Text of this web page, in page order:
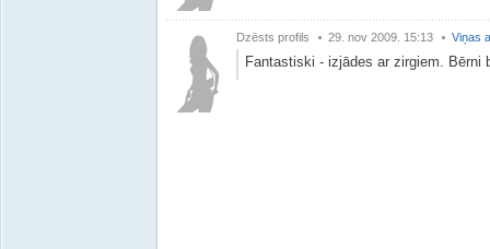
Dzēsts profils 29. nov 2009. 15:13 Viņas
Fantastiski - izjādes ar zirgiem. Bērni